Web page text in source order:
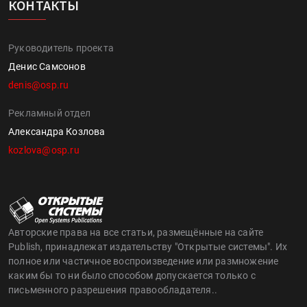
КОНТАКТЫ
Руководитель проекта
Денис Самсонов
denis@osp.ru
Рекламный отдел
Александра Козлова
kozlova@osp.ru
Авторские права на все статьи, размещённые на сайте
Publish, принадлежат издательству "Открытые системы". Их
полное или частичное воспроизведение или размножение
каким бы то ни было способом допускается только с
письменного разрешения правообладателя..